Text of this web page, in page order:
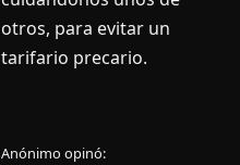
otros, para evitar un
tarifario precario.
Anónimo opinó: